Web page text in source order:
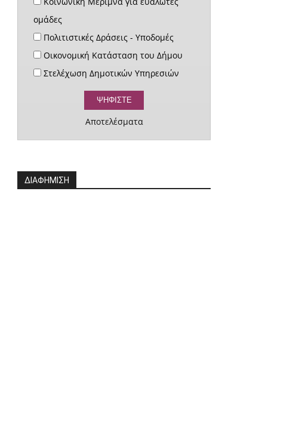
ομάδες
Πολιτιστικές Δράσεις - Υποδομές
Οικονομική Κατάσταση του Δήμου
Στελέχωση Δημοτικών Υπηρεσιών
Αποτελέσματα
ΔΙΑΦΗΜΙΣΗ